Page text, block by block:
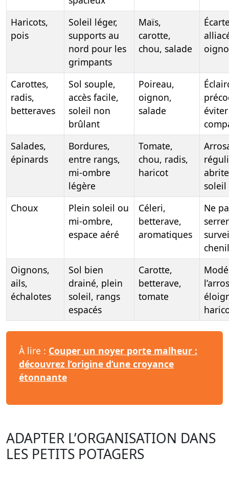
Haricots,
pois
Soleil léger,
supports au
nord pour les
grimpants
Maïs,
carotte,
chou, salade
Carottes,
radis,
betteraves
Sol souple,
accès facile,
soleil non
brûlant
Poireau,
oignon,
salade
Salades,
épinards
Bordures,
entre rangs,
mi-ombre
légère
Tomate,
chou, radis,
haricot
Choux
Plein soleil ou
mi-ombre,
espace aéré
Céleri,
betterave,
aromatiques
Ne
Oignons,
ails,
échalotes
Sol bien
drainé, plein
soleil, rangs
espacés
Carotte,
betterave,
tomate
À lire : Couper un noyer porte malheur :
découvrez l’origine d’une croyance
étonnante
ADAPTER L’ORGANISATION DANS
LES PETITS POTAGERS